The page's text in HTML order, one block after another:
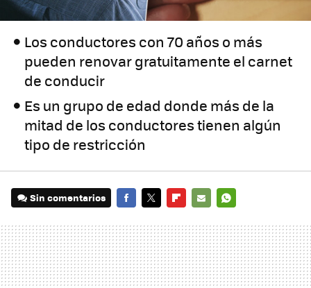
Los conductores con 70 años o más
pueden renovar gratuitamente el carnet
de conducir
Es un grupo de edad donde más de la
mitad de los conductores tienen algún
tipo de restricción
Sin comentarios
MAIL